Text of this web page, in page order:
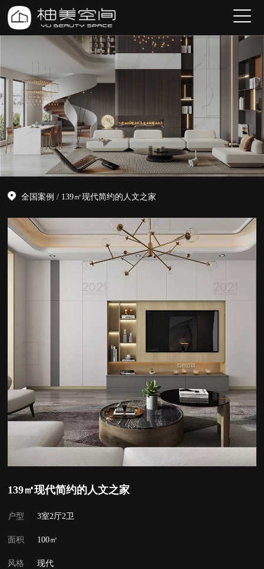
全国案例 / 139㎡现代简约的人文之家
139㎡现代简约的人文之家
户型 3室2厅2卫
面积 100㎡
风格 现代